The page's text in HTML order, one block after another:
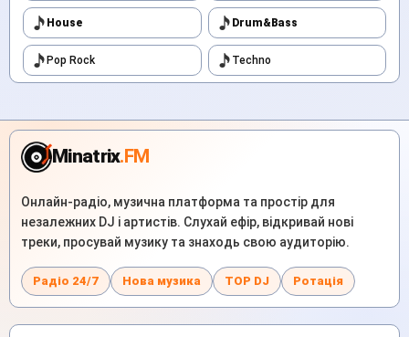
House Drum&Bass
Pop Rock Techno
Minatrix.FM
Онлайн-радіо, музична платформа та простір для
незалежних DJ і артистів. Слухай ефір, відкривай нові
треки, просувай музику та знаходь свою аудиторію.
Радіо 24/7 Нова музика TOP DJ Ротація